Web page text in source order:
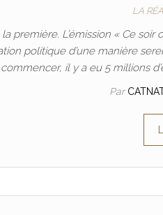
LA
première. L’émission « Ce
politique d’une manière
commencer, il y a eu 5 millions
Par